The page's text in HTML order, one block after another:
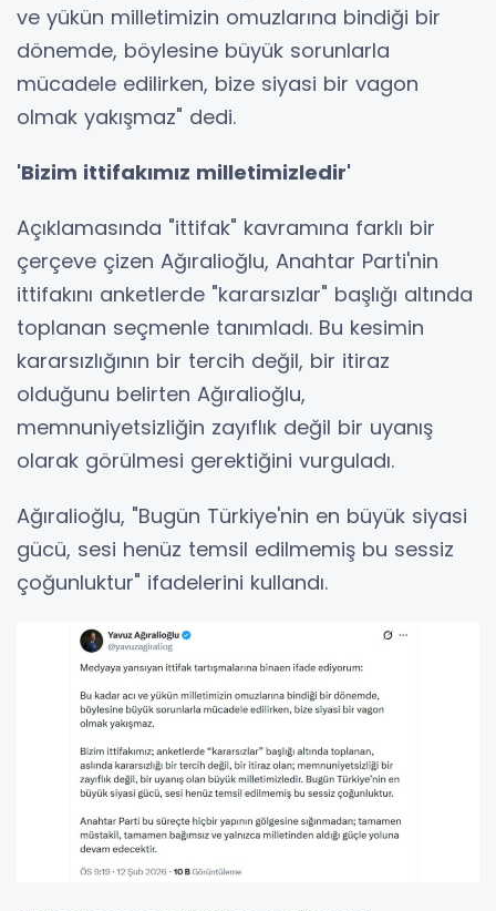
ve yükün milletimizin omuzlarına bindiği bir
dönemde, böylesine büyük sorunlarla
mücadele edilirken, bize siyasi bir vagon
olmak yakışmaz" dedi.
'Bizim ittifakımız milletimizledir'
Açıklamasında "ittifak" kavramına farklı bir
çerçeve çizen Ağıralioğlu, Anahtar Parti'nin
ittifakını anketlerde "kararsızlar" başlığı altında
toplanan seçmenle tanımladı. Bu kesimin
kararsızlığının bir tercih değil, bir itiraz
olduğunu belirten Ağıralioğlu,
memnuniyetsizliğin zayıflık değil bir uyanış
olarak görülmesi gerektiğini vurguladı.
Ağıralioğlu, "Bugün Türkiye'nin en büyük siyasi
gücü, sesi henüz temsil edilmemiş bu sessiz
çoğunluktur" ifadelerini kullandı.